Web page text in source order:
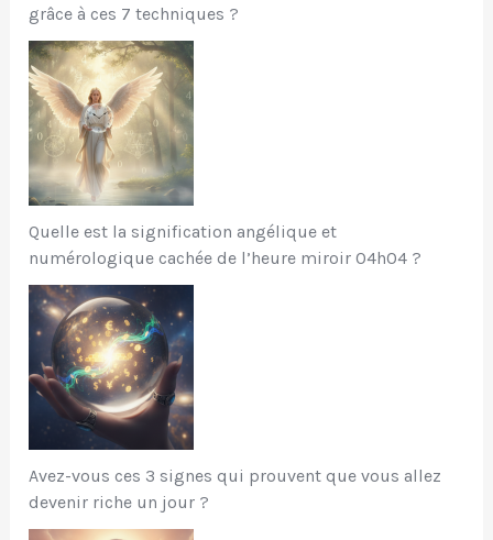
grâce à ces 7 techniques ?
Quelle est la signification angélique et
numérologique cachée de l’heure miroir 04h04 ?
Avez-vous ces 3 signes qui prouvent que vous allez
devenir riche un jour ?